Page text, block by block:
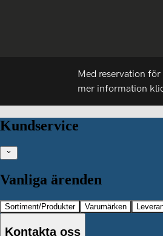
Med reservation
mer information